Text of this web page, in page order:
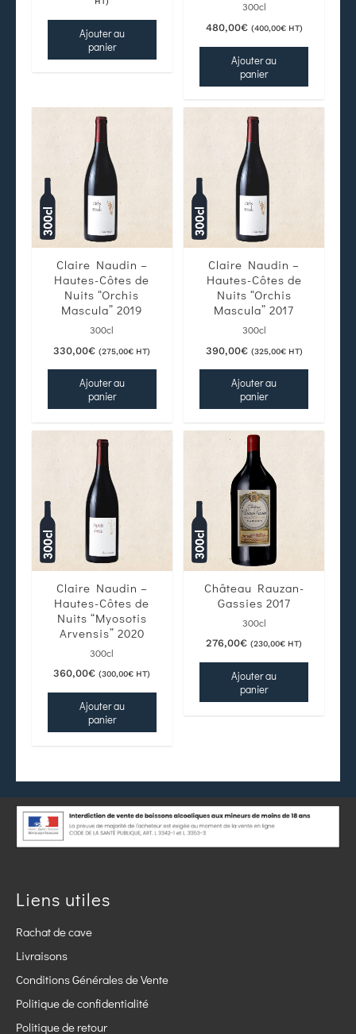
Ajouter au
panier
300cl
480,00€ (400,00€HT)
Ajouter au
panier
Claire Naudin –
Hautes-Côtes de
Nuits “Orchis
Mascula” 2019
300cl
330,00€ (275,00€ HT)
Ajouter au
panier
Claire Naudin –
Hautes-Côtes de
Nuits “Orchis
Mascula” 2017
300cl
390,00€ (325,00€HT)
Ajouter au
panier
Claire Naudin –
Hautes-Côtes de
Nuits “Myosotis
Arvensis” 2020
300cl
360,00€ (300,00€ HT)
Ajouter au
panier
Château Rauzan-
Gassies 2017
300cl
276,00€ (230,00€ HT)
Ajouter au
panier
Liens utiles
Rachat de cave
Livraisons
Conditions Générales de Vente
Politique de confidentialité
Politique de retour